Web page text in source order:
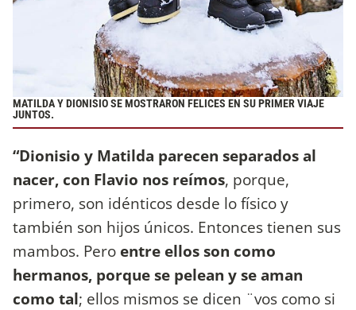
MATILDA Y DIONISIO SE MOSTRARON FELICES EN SU PRIMER VIAJE
JUNTOS.
“Dionisio y Matilda parecen separados al
nacer, con Flavio nos reímos, porque,
primero, son idénticos desde lo físico y
también son hijos únicos. Entonces tienen sus
mambos. Pero entre ellos son como
hermanos, porque se pelean y se aman
como tal; ellos mismos se dicen ¨vos como si